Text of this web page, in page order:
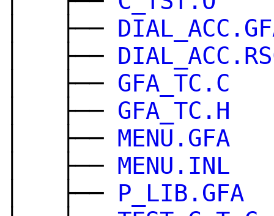
│ ├──
│ ├──
│ ├── GFA_TC.C
│ ├── GFA_TC.H
│ ├── MENU.GFA
│ ├── MENU.INL
│ ├── P_LIB.GFA